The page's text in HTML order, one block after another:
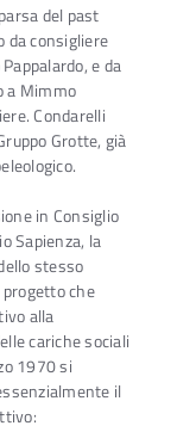
del past
da consigliere
e da
a Mimmo
Condarelli
Grotte, già
in Consiglio
Sapienza, la
stesso
che
alla
cariche sociali
1970 si
il